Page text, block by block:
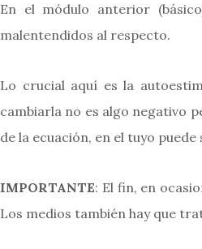
En el módulo anterior
malentendidos al respecto.
Lo crucial aquí es la
cambiarla no es algo negativo
de la ecuación, en el tuyo
IMPORTANTE: El fin, en
Los medios también hay que